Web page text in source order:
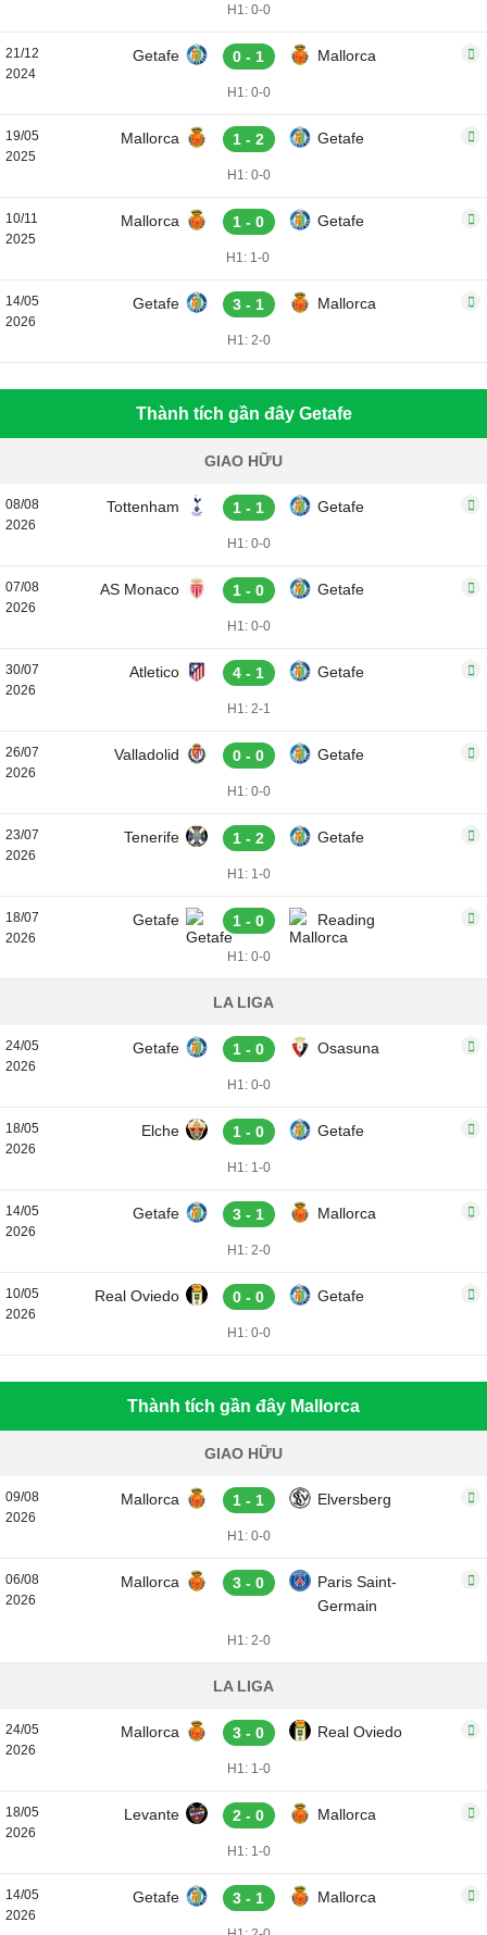
H1: 0-0
21/12
2024
Getafe 0 - 1 Mallorca
H1: 0-0
19/05
2025
Mallorca 1 - 2 Getafe
H1: 0-0
10/11
2025
Mallorca 1 - 0 Getafe
H1: 1-0
14/05
2026
Getafe 3 - 1 Mallorca
H1: 2-0
Thành tích gần đây Getafe
GIAO HỮU
08/08
2026
Tottenham 1 - 1 Getafe
H1: 0-0
07/08
2026
AS Monaco 1 - 0 Getafe
H1: 0-0
30/07
2026
Atletico 4 - 1 Getafe
H1: 2-1
26/07
2026
Valladolid 0 - 0 Getafe
H1: 0-0
23/07
2026
Tenerife 1 - 2 Getafe
H1: 1-0
18/07
2026
Getafe 1 - 0 Reading
H1: 0-0
LA LIGA
24/05
2026
Getafe 1 - 0 Osasuna
H1: 0-0
18/05
2026
Elche 1 - 0 Getafe
H1: 1-0
14/05
2026
Getafe 3 - 1 Mallorca
H1: 2-0
10/05
2026
Real Oviedo 0 - 0 Getafe
H1: 0-0
Thành tích gần đây Mallorca
GIAO HỮU
09/08
2026
Mallorca 1 - 1 Elversberg
H1: 0-0
06/08
2026
Mallorca 3 - 0
Paris Saint-
Germain
H1: 2-0
LA LIGA
24/05
2026
Mallorca 3 - 0 Real Oviedo
H1: 1-0
18/05
2026
Levante 2 - 0 Mallorca
H1: 1-0
14/05
2026
Getafe 3 - 1 Mallorca